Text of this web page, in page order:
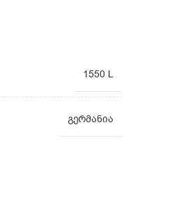
1550 L
გერმანია